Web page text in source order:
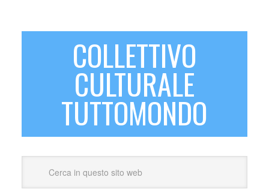
COLLETTIVO
CULTURALE
TUTTOMONDO